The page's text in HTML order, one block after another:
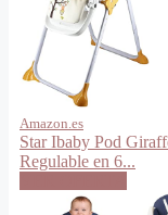
Amazon.es
Star Ibaby Pod
Regulable en 6...